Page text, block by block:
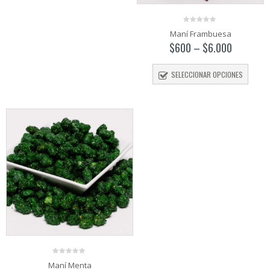
0
out
of
5
Maní Frambuesa
$600 – $6.000
SELECCIONAR OPCIONES
out
Maní Menta